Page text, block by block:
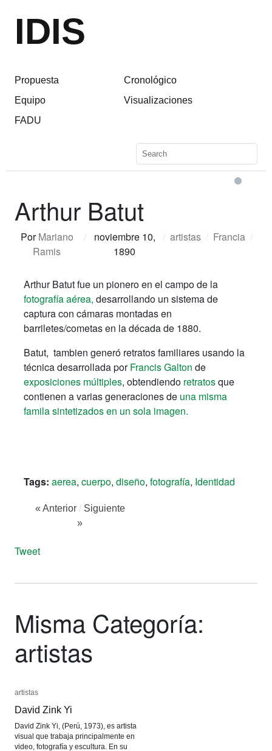
IDIS
Propuesta
Equipo
FADU
Cronológico
Visualizaciones
Arthur Batut
PorMariano
Ramis
/
noviembre 10,
1890
/ artistas / Francia /
Arthur Batut fue un pionero en el campo de la
fotografía aérea, desarrollando un sistema de
captura con cámaras montadas en
barriletes/cometas en la década de 1880.
Batut, tambien generó retratos familiares usando la
técnica desarrollada porFrancis Galton de
exposiciones múltiples, obtendiendo retratosque
contienen a varias generaciones de una misma
familasintetizados en un sola imagen.
Tags: aerea, cuerpo, diseño, fotografía, Identidad
« Anterior / Siguiente
»
Tweet
Misma Categoría:
artistas
artistas
David Zink Yi
David Zink Yi, (Perú, 1973), es artista
visual que trabaja principalmente en
video, fotografía y escultura. En su
artistas
David Zink Yi